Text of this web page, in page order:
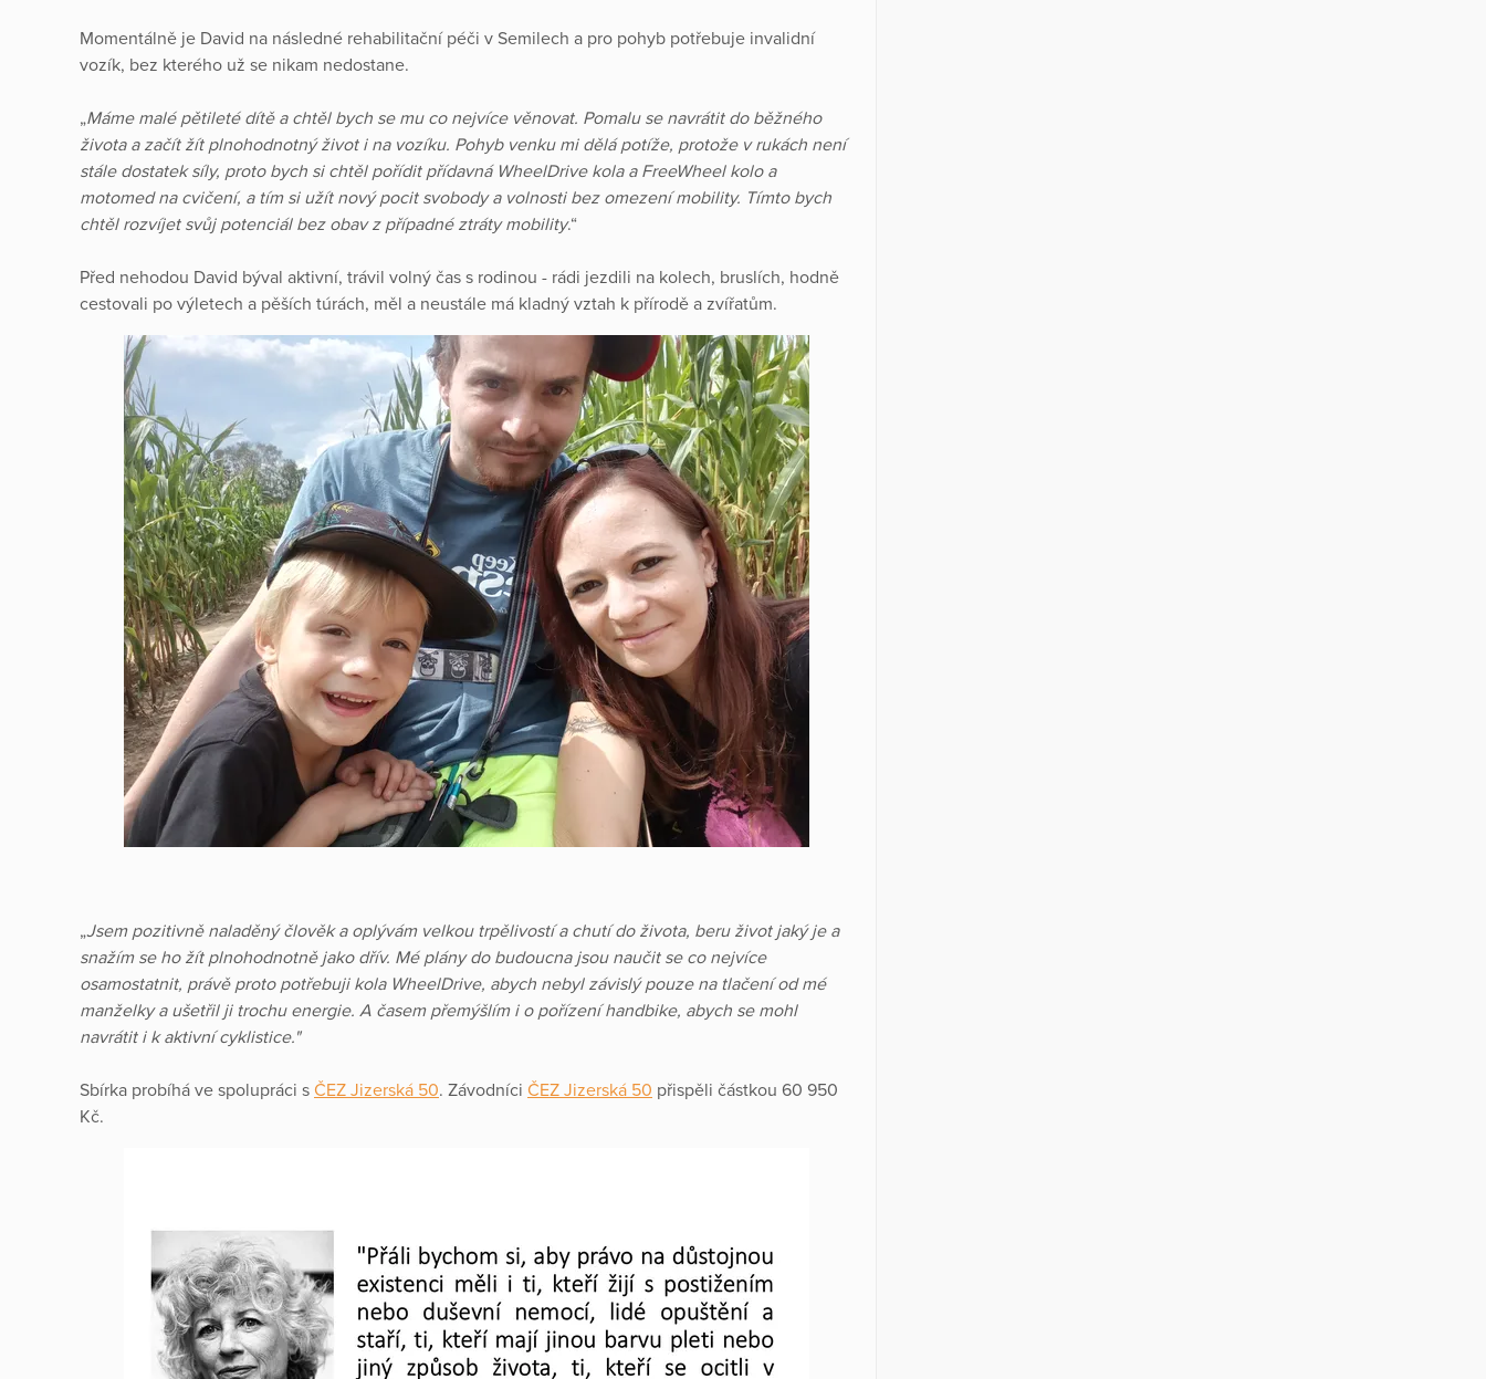
Momentálně je David na následné rehabilitační péči v Semilech a pro pohyb potřebuje invalidní
vozík, bez kterého už se nikam nedostane.
„Máme malé pětileté dítě a chtěl bych se mu co nejvíce věnovat. Pomalu se navrátit do běžného
života a začít žít plnohodnotný život i na vozíku. Pohyb venku mi dělá potíže, protože v rukách není
stále dostatek síly, proto bych si chtěl pořídit přídavná WheelDrive kola a FreeWheel kolo a
motomed na cvičení, a tím si užít nový pocit svobody a volnosti bez omezení mobility. Tímto bych
chtěl rozvíjet svůj potenciál bez obav z případné ztráty mobility.“
Před nehodou David býval aktivní, trávil volný čas s rodinou - rádi jezdili na kolech, bruslích, hodně
cestovali po výletech a pěších túrách, měl a neustále má kladný vztah k přírodě a zvířatům.
„Jsem pozitivně naladěný člověk a oplývám velkou trpělivostí a chutí do života, beru život jaký je a
snažím se ho žít plnohodnotně jako dřív. Mé plány do budoucna jsou naučit se co nejvíce
osamostatnit, právě proto potřebuji kola WheelDrive, abych nebyl závislý pouze na tlačení od mé
manželky a ušetřil ji trochu energie. A časem přemýšlím i o pořízení handbike, abych se mohl
navrátit i k aktivní cyklistice."
Sbírka probíhá ve spolupráci s ČEZ Jizerská 50. Závodníci ČEZ Jizerská 50 přispěli částkou 60 950
Kč.